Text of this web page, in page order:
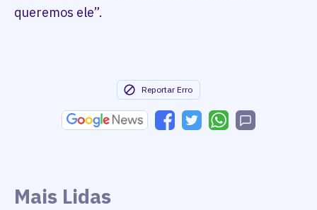
queremos ele”.
Reportar Erro
Mais Lidas